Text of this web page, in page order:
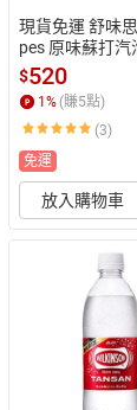
現貨免運 舒味
pes 原味蘇打汽
ml x 24瓶  (HS嚴
$520
1% (賺5點)
(3)
免運
放入購物車